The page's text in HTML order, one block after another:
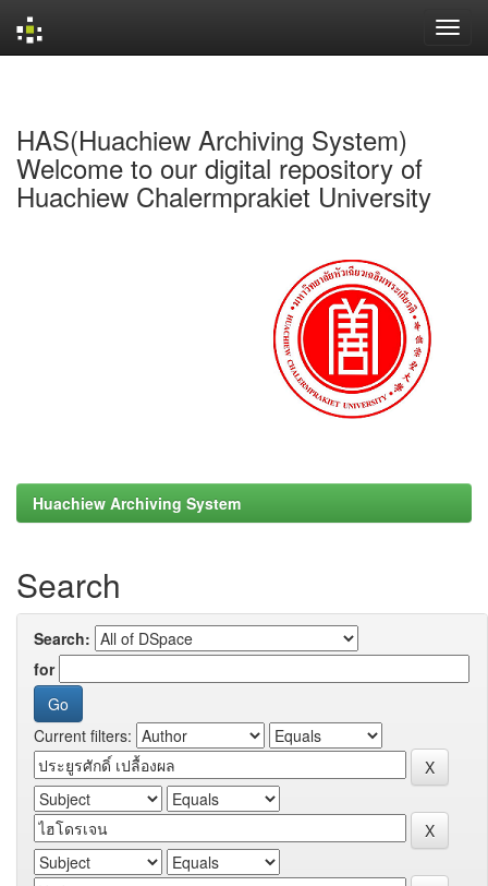
HAS(Huachiew Archiving System)
Welcome to our digital repository of
Huachiew Chalermprakiet University
Huachiew Archiving System
Search
Search:
for
Current filters: